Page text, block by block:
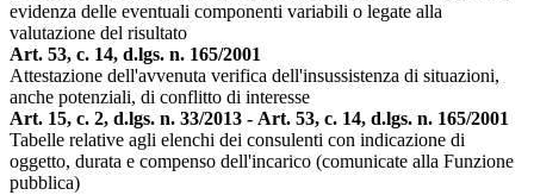
evidenza delle eventuali componenti variabili o legate alla
valutazione del risultato
Art. 53, c. 14, d.lgs. n. 165/2001
Attestazione dell'avvenuta verifica dell'insussistenza di situazioni,
anche potenziali, di conflitto di interesse
Art. 15, c. 2, d.lgs. n. 33/2013 - Art. 53, c. 14, d.lgs. n. 165/2001
Tabelle relative agli elenchi dei consulenti con indicazione di
oggetto, durata e compenso dell'incarico (comunicate alla Funzione
pubblica)